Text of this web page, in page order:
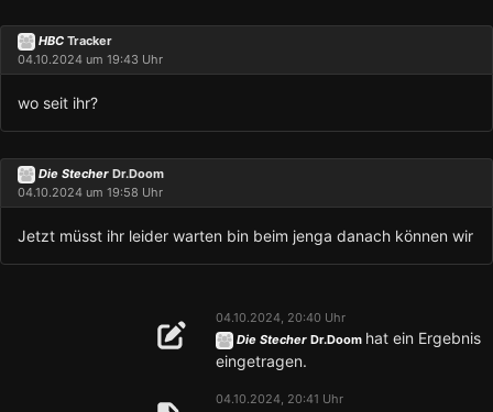
HBC Tracker
04.10.2024 um 19:43 Uhr
wo seit ihr?
Die Stecher Dr.Doom
04.10.2024 um 19:58 Uhr
Jetzt müsst ihr leider warten bin beim jenga danach können wir
04.10.2024, 20:40 Uhr
Die Stecher Dr.Doom hat ein Ergebnis
eingetragen.
04.10.2024, 20:41 Uhr